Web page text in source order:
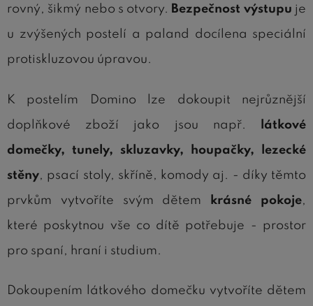
rovný, šikmý nebo s otvory. Bezpečnost výstupu je
u zvýšených postelí a paland docílena speciální
protiskluzovou úpravou.
K postelím Domino lze dokoupit nejrůznější
doplňkové zboží jako jsou např.
látkové
domečky, tunely, skluzavky, houpačky, lezecké
stěny , psací stoly, skříně, komody aj. - díky těmto
prvkům vytvoříte svým dětem
krásné pokoje
které poskytnou vše co dítě potřebuje - prostor
pro spaní, hraní i studium.
Dokoupením látkového domečku vytvoříte dětem